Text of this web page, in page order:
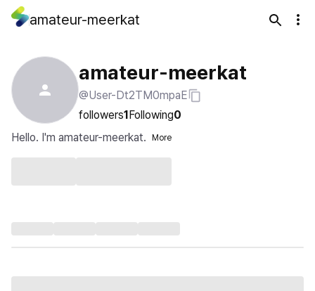
amateur-meerkat
amateur-meerkat
@User-Dt2TM0mpaE
followers1Following0
Hello. I'm amateur-meerkat.
More